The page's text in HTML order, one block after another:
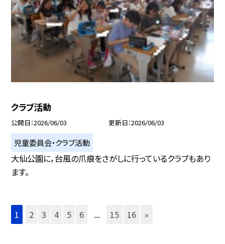
クラブ活動
公開日 2026/06/03 更新日 2026/06/03
児童委員会・クラブ活動
大仙公園に，台風の爪痕をさがしに行っているクラブもあり
ます。
1 2 3 4 5 6 ... 15 16 »